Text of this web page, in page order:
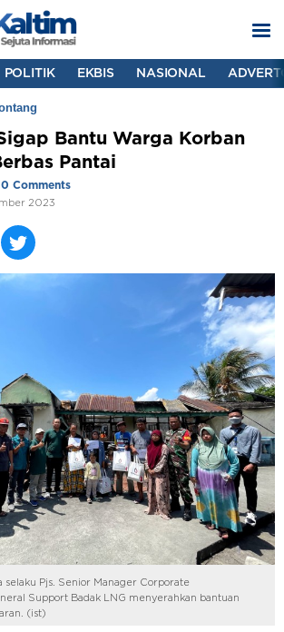
POLITIK EKBIS NASIONAL
Bantu Warga Korban
Pantai
0 Comments
2023
selaku Pjs. Senior Manager Corporate
Support Badak LNG menyerahkan bantuan
(ist)